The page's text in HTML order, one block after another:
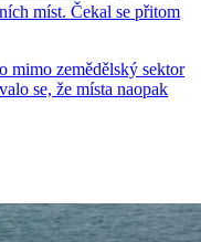
míst. Čekal se přitom
mimo zemědělský sektor
se, že místa naopak